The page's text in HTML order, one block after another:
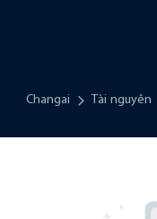
Changai Tài nguyên